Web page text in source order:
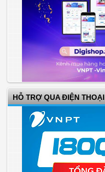
HỖ TRỢ QUA ĐIỆN THOẠI